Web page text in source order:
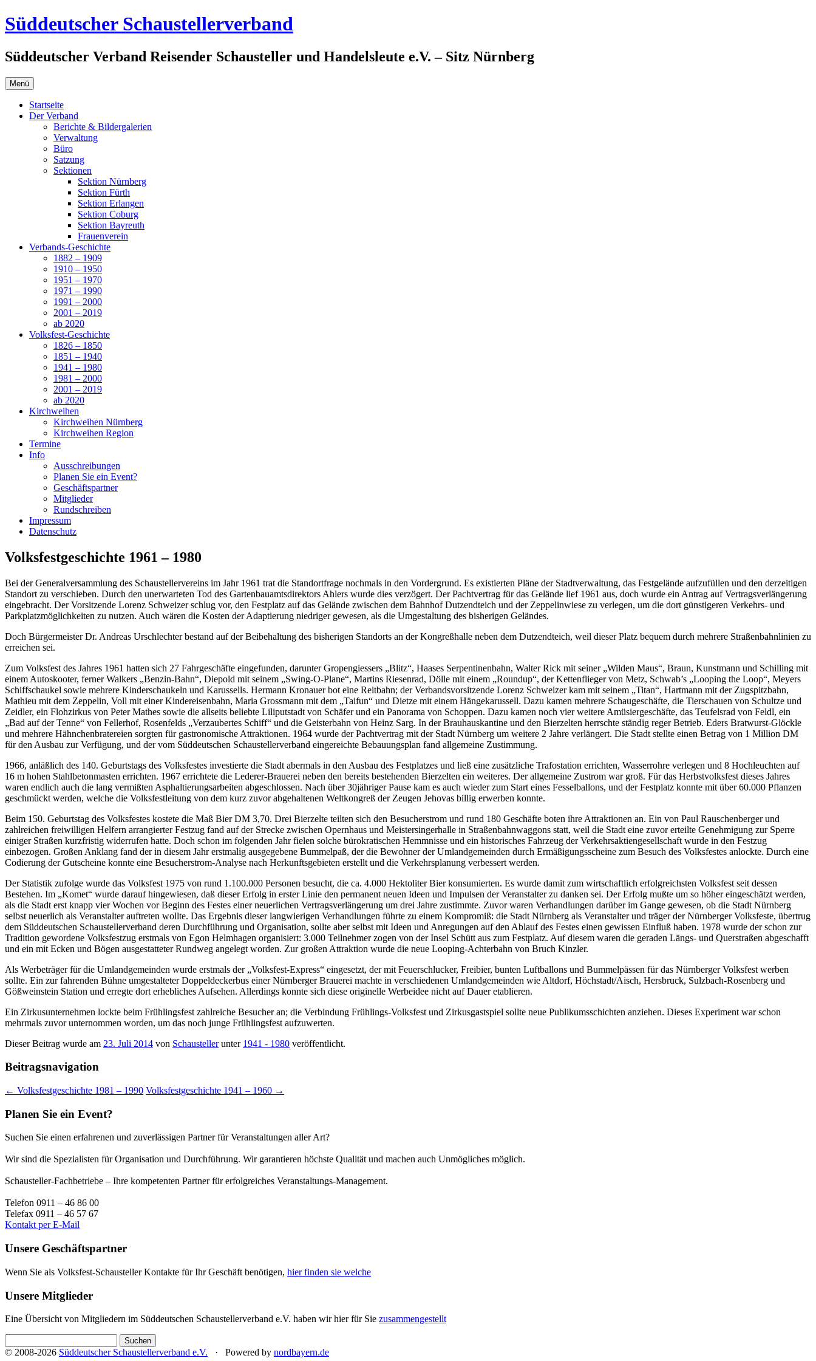
Zum
Inhalt
Süddeutscher Schaustellerverband
Süddeutscher Verband Reisender Schausteller und Handelsleute e.V. – Sitz Nürnberg
Menü
Startseite
Der Verband
Berichte & Bildergalerien
Verwaltung
Büro
Satzung
Sektionen
Sektion Nürnberg
Sektion Fürth
Sektion Erlangen
Sektion Coburg
Sektion Bayreuth
Frauenverein
Verbands-Geschichte
1882 – 1909
1910 – 1950
1951 – 1970
1971 – 1990
1991 – 2000
2001 – 2019
ab 2020
Volksfest-Geschichte
1826 – 1850
1851 – 1940
1941 – 1980
1981 – 2000
2001 – 2019
ab 2020
Kirchweihen
Kirchweihen Nürnberg
Kirchweihen Region
Termine
Info
Ausschreibungen
Planen Sie ein Event?
Geschäftspartner
Mitglieder
Rundschreiben
Impressum
Datenschutz
Volksfestgeschichte 1961 – 1980
Bei der Generalversammlung des Schaustellervereins im Jahr 1961 trat die Standortfrage nochmals in den Vordergrund. Es existierten Pläne der Stadtverwaltung, das Festgelände aufzufüllen und den derzeitigen
Standort zu verschieben. Durch den unerwarteten Tod des Gartenbauamtsdirektors Ahlers wurde dies verzögert. Der Pachtvertrag für das Gelände lief 1961 aus, doch wurde ein Antrag auf Vertragsverlängerung
eingebracht. Der Vorsitzende Lorenz Schweizer schlug vor, den Festplatz auf das Gelände zwischen dem Bahnhof Dutzendteich und der Zeppelinwiese zu verlegen, um die dort günstigeren Verkehrs- und
Parkplatzmöglichkeiten zu nutzen. Auch wären die Kosten der Adaptierung niedriger gewesen, als die Umgestaltung des bisherigen Geländes.
Doch Bürgermeister Dr. Andreas Urschlechter bestand auf der Beibehaltung des bisherigen Standorts an der Kongreßhalle neben dem Dutzendteich, weil dieser Platz bequem durch mehrere Straßenbahnlinien zu
erreichen sei.
Zum Volksfest des Jahres 1961 hatten sich 27 Fahrgeschäfte eingefunden, darunter Gropengiessers „Blitz“, Haases Serpentinenbahn, Walter Rick mit seiner „Wilden Maus“, Braun, Kunstmann und Schilling mit
einem Autoskooter, ferner Walkers „Benzin-Bahn“, Diepold mit seinem „Swing-O-Plane“, Martins Riesenrad, Dölle mit einem „Roundup“, der Kettenflieger von Metz, Schwab’s „Looping the Loop“, Meyers
Schiffschaukel sowie mehrere Kinderschaukeln und Karussells. Hermann Kronauer bot eine Reitbahn; der Verbandsvorsitzende Lorenz Schweizer kam mit seinem „Titan“, Hartmann mit der Zugspitzbahn,
Mathieu mit dem Zeppelin, Voll mit einer Kindereisenbahn, Maria Grossmann mit dem „Taifun“ und Dietze mit einem Hängekarussell. Dazu kamen mehrere Schaugeschäfte, die Tierschauen von Schultze und
Zeidler, ein Flohzirkus von Peter Mathes sowie die allseits beliebte Liliputstadt von Schäfer und ein Panorama von Schoppen. Dazu kamen noch vier weitere Amüsiergeschäfte, das Teufelsrad von Feldl, ein
„Bad auf der Tenne“ von Fellerhof, Rosenfelds „Verzaubertes Schiff“ und die Geisterbahn von Heinz Sarg. In der Brauhauskantine und den Bierzelten herrschte ständig reger Betrieb. Eders Bratwurst-Glöckle
und mehrere Hähnchenbratereien sorgten für gastronomische Attraktionen. 1964 wurde der Pachtvertrag mit der Stadt Nürnberg um weitere 2 Jahre verlängert. Die Stadt stellte einen Betrag von 1 Million DM
für den Ausbau zur Verfügung, und der vom Süddeutschen Schaustellerverband eingereichte Bebauungsplan fand allgemeine Zustimmung.
1966, anläßlich des 140. Geburtstags des Volksfestes investierte die Stadt abermals in den Ausbau des Festplatzes und ließ eine zusätzliche Trafostation errichten, Wasserrohre verlegen und 8 Hochleuchten auf
16 m hohen Stahlbetonmasten errichten. 1967 errichtete die Lederer-Brauerei neben den bereits bestehenden Bierzelten ein weiteres. Der allgemeine Zustrom war groß. Für das Herbstvolksfest dieses Jahres
waren endlich auch die lang vermißten Asphaltierungsarbeiten abgeschlossen. Nach über 30jähriger Pause kam es auch wieder zum Start eines Fesselballons, und der Festplatz konnte mit über 60.000 Pflanzen
geschmückt werden, welche die Volksfestleitung von dem kurz zuvor abgehaltenen Weltkongreß der Zeugen Jehovas billig erwerben konnte.
Beim 150. Geburtstag des Volksfestes kostete die Maß Bier DM 3,70. Drei Bierzelte teilten sich den Besucherstrom und rund 180 Geschäfte boten ihre Attraktionen an. Ein von Paul Rauschenberger und
zahlreichen freiwilligen Helfern arrangierter Festzug fand auf der Strecke zwischen Opernhaus und Meistersingerhalle in Straßenbahnwaggons statt, weil die Stadt eine zuvor erteilte Genehmigung zur Sperre
einiger Straßen kurzfristig widerrufen hatte. Doch schon im folgenden Jahr fielen solche bürokratischen Hemmnisse und ein historisches Fahrzeug der Verkehrsaktiengesellschaft wurde in den Festzug
einbezogen. Großen Anklang fand der in diesem Jahr erstmalig ausgegebene Bummelpaß, der die Bewohner der Umlandgemeinden durch Ermäßigungsscheine zum Besuch des Volksfestes anlockte. Durch eine
Codierung der Gutscheine konnte eine Besucherstrom-Analyse nach Herkunftsgebieten erstellt und die Verkehrsplanung verbessert werden.
Der Statistik zufolge wurde das Volksfest 1975 von rund 1.100.000 Personen besucht, die ca. 4.000 Hektoliter Bier konsumierten. Es wurde damit zum wirtschaftlich erfolgreichsten Volksfest seit dessen
Bestehen. Im „Komet“ wurde darauf hingewiesen, daß dieser Erfolg in erster Linie den permanent neuen Ideen und Impulsen der Veranstalter zu danken sei. Der Erfolg mußte um so höher eingeschätzt werden,
als die Stadt erst knapp vier Wochen vor Beginn des Festes einer neuerlichen Vertragsverlängerung um drei Jahre zustimmte. Zuvor waren Verhandlungen darüber im Gange gewesen, ob die Stadt Nürnberg
selbst neuerlich als Veranstalter auftreten wollte. Das Ergebnis dieser langwierigen Verhandlungen führte zu einem Kompromiß: die Stadt Nürnberg als Veranstalter und träger der Nürnberger Volksfeste, übertrug
dem Süddeutschen Schaustellerverband deren Durchführung und Organisation, sollte aber selbst mit Ideen und Anregungen auf den Ablauf des Festes einen gewissen Einfluß haben. 1978 wurde der schon zur
Tradition gewordene Volksfestzug erstmals von Egon Helmhagen organisiert: 3.000 Teilnehmer zogen von der Insel Schütt aus zum Festplatz. Auf diesem waren die geraden Längs- und Querstraßen abgeschafft
und ein mit Ecken und Bögen ausgestatteter Rundweg angelegt worden. Zur großen Attraktion wurde die neue Looping-Achterbahn von Bruch Kinzler.
Als Werbeträger für die Umlandgemeinden wurde erstmals der „Volksfest-Express“ eingesetzt, der mit Feuerschlucker, Freibier, bunten Luftballons und Bummelpässen für das Nürnberger Volksfest werben
sollte. Ein zur fahrenden Bühne umgestalteter Doppeldeckerbus einer Nürnberger Brauerei machte in verschiedenen Umlandgemeinden wie Altdorf, Höchstadt/Aisch, Hersbruck, Sulzbach-Rosenberg und
Gößweinstein Station und erregte dort erhebliches Aufsehen. Allerdings konnte sich diese originelle Werbeidee nicht auf Dauer etablieren.
Ein Zirkusunternehmen lockte beim Frühlingsfest zahlreiche Besucher an; die Verbindung Frühlings-Volksfest und Zirkusgastspiel sollte neue Publikumsschichten anziehen. Dieses Experiment war schon
mehrmals zuvor unternommen worden, um das noch junge Frühlingsfest aufzuwerten.
Dieser Beitrag wurde am 23. Juli 2014 von Schaustellerunter 1941 - 1980 veröffentlicht.
Beitragsnavigation
← Volksfestgeschichte 1981 – 1990 Volksfestgeschichte 1941 – 1960 →
Planen Sie ein Event?
Suchen Sie einen erfahrenen und zuverlässigen Partner für Veranstaltungen aller Art?
Wir sind die Spezialisten für Organisation und Durchführung. Wir garantieren höchste Qualität und machen auch Unmögliches möglich.
Schausteller-Fachbetriebe – Ihre kompetenten Partner für erfolgreiches Veranstaltungs-Management.
Telefon 0911 – 46 86 00
Telefax 0911 – 46 57 67
Kontakt per E-Mail
Unsere Geschäftspartner
Wenn Sie als Volksfest-Schausteller Kontakte für Ihr Geschäft benötigen, hier finden sie welche
Unsere Mitglieder
Eine Übersicht von Mitgliedern im Süddeutschen Schaustellerverband e.V. haben wir hier für Sie zusammengestellt
nach:
© 2008-2026 Süddeutscher Schaustellerverband e.V. · Powered by nordbayern.de